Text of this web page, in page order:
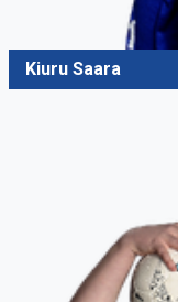
Kiuru Saara